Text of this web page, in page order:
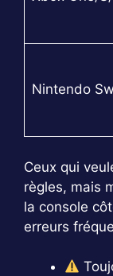
Nintendo
Ceux qui
règles, mais
la console
erreurs